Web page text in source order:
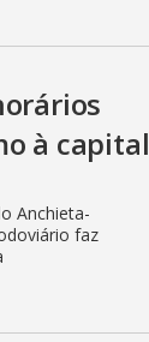
à capital
Anchieta-
faz